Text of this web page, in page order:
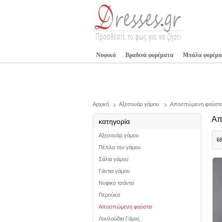
Νυφικά Βραδινά φορέματα Μπάλα
Αρχική Αξεσουάρ γάμου Αποσπώμενη
κατηγορία
Αξεσουάρ γάμου
Πέπλα του γάμου
Σάλια γάμου
Γάντια γάμου
Νυφικό τσάντα
Περούκα
Αποσπώμενη φούστα
Λουλούδια Γάμος